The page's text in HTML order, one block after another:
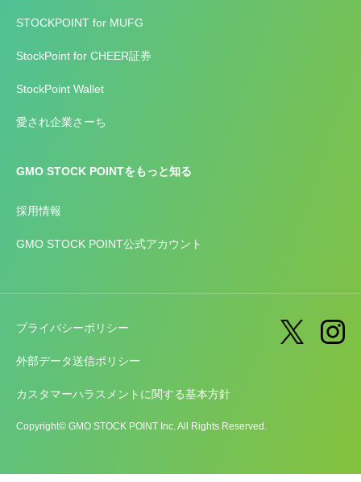
STOCKPOINT for MUFG
StockPoint for CHEER証券
StockPoint Wallet
愛され企業さーち
GMO STOCK POINTをもっと知る
採用情報
GMO STOCK POINT公式アカウント
プライバシーポリシー
外部データ送信ポリシー
カスタマーハラスメントに関する基本方針
Copyright© GMO STOCK POINT Inc. All Rights Reserved.